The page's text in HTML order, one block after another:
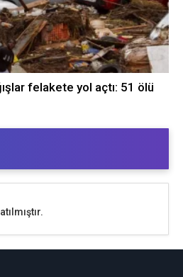
felakete yol açtı: 51 ölü